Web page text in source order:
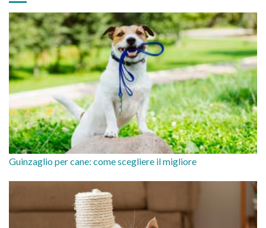
Guinzaglio per cane: come scegliere il migliore